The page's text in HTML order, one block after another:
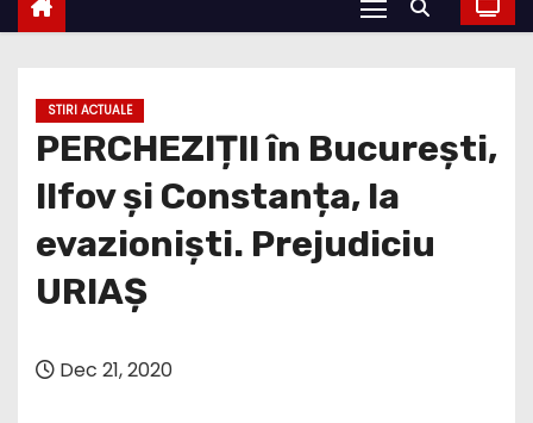
STIRI ACTUALE
PERCHEZIȚII în București,
Ilfov și Constanța, la
evazioniști. Prejudiciu
URIAȘ
Dec 21, 2020